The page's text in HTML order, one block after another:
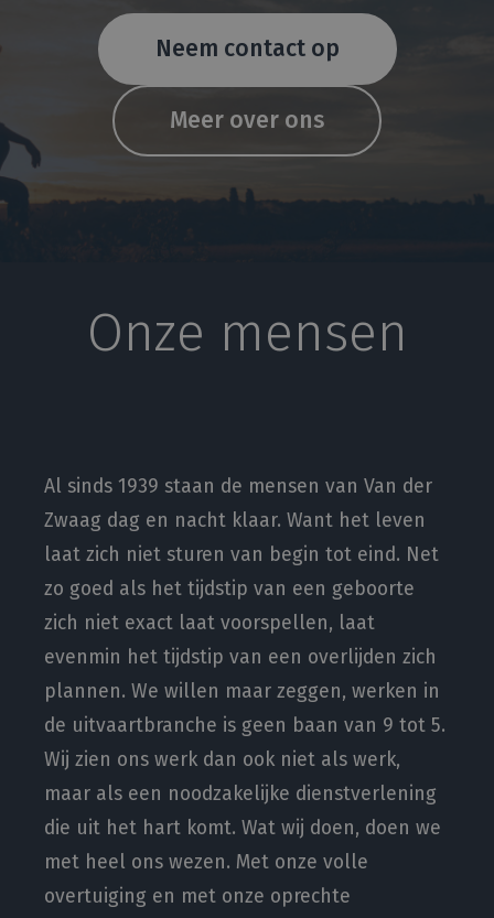
Neem contact op
Meer over ons
Onze mensen
Al sinds 1939 staan de mensen van Van der
Zwaag dag en nacht klaar. Want het leven
laat zich niet sturen van begin tot eind. Net
zo goed als het tijdstip van een geboorte
zich niet exact laat voorspellen, laat
evenmin het tijdstip van een overlijden zich
plannen. We willen maar zeggen, werken in
de uitvaartbranche is geen baan van 9 tot 5.
Wij zien ons werk dan ook niet als werk,
maar als een noodzakelijke dienstverlening
die uit het hart komt. Wat wij doen, doen we
met heel ons wezen. Met onze volle
overtuiging en met onze oprechte